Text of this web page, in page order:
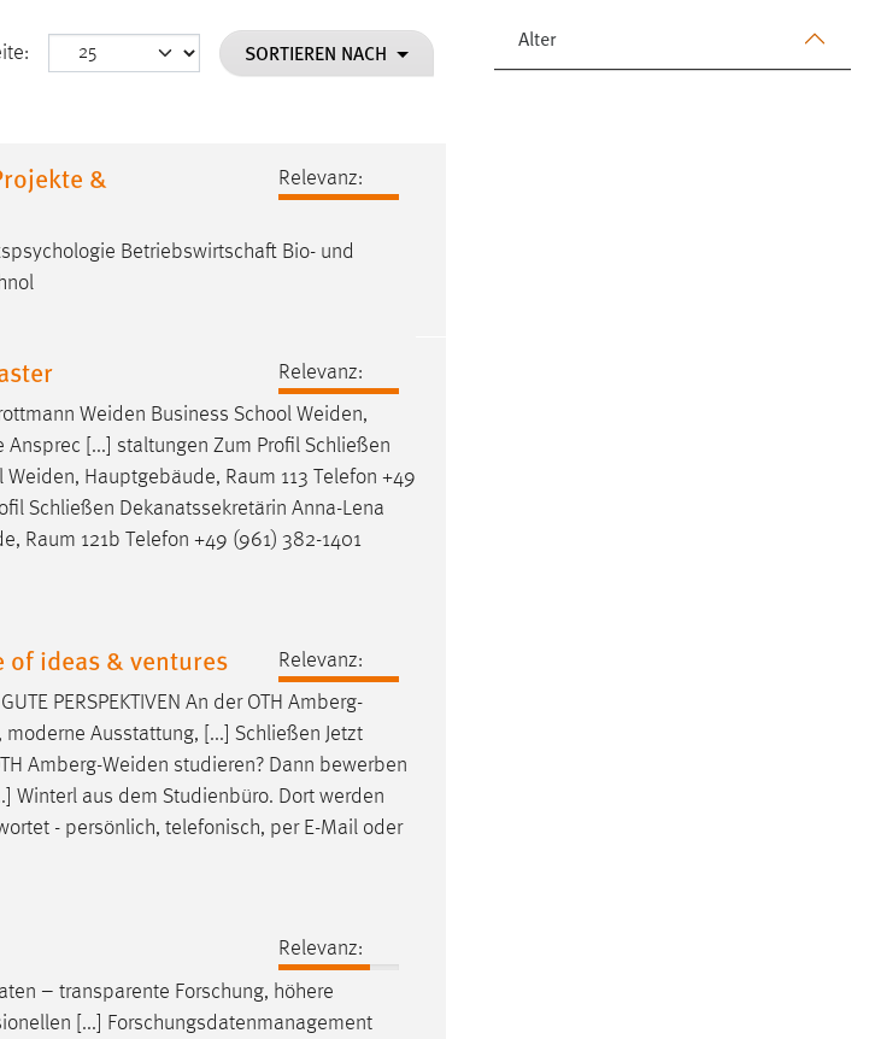
Alter
SORTIEREN NACH
&
Relevanz:
Betriebswirtschaft Bio- und
Relevanz:
Weiden Business School Weiden,
[...] staltungen Zum Profil Schließen
Weiden, Hauptgebäude, Raum 113 Telefon +49
Schließen Dekanatssekretärin Anna-Lena
Raum 121b Telefon +49 (961) 382-1401
of ideas & ventures
Relevanz:
PERSPEKTIVEN An der OTH Amberg-
Ausstattung, [...] Schließen Jetzt
Amberg-Weiden studieren? Dann bewerben
Winterl aus dem Studienbüro. Dort werden
- persönlich, telefonisch, per E-Mail oder
Relevanz:
– transparente Forschung, höhere
[...] Forschungsdatenmanagement